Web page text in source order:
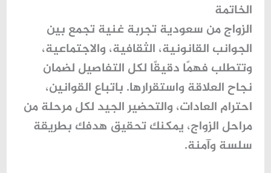
الخاتمة
الزواج من سعودية تجربة غنية تجمع بين
الجوانب القانونية، الثقافية، والاجتماعية،
وتتطلب فهمًا دقيقًا لكل التفاصيل لضمان
نجاح العلاقة واستقرارها. باتباع القوانين،
احترام العادات، والتحضير الجيد لكل مرحلة من
مراحل الزواج، يمكنك تحقيق هدفك بطريقة
سلسة وآمنة.